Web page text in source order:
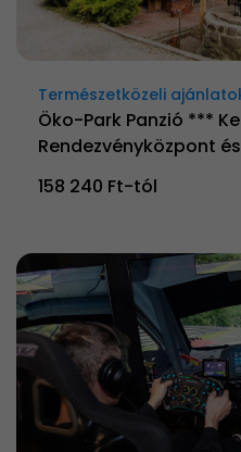
Természetközeli
Öko-Park Panzió ***
Rendezvényközpont
158 240 Ft-tól